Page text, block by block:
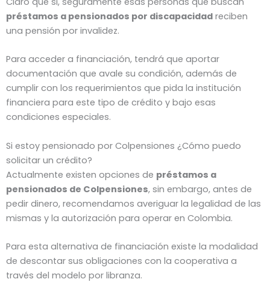
préstamos a pensionados por discapacidad reciben
una pensión por invalidez.
Para acceder a financiación, tendrá que aportar
documentación que avale su condición, además de
cumplir con los requerimientos que pida la institución
financiera para este tipo de crédito y bajo esas
condiciones especiales.
Si estoy pensionado por Colpensiones ¿Cómo puedo
solicitar un crédito?
Actualmente existen opciones de préstamos a
pensionados de Colpensiones, sin embargo, antes de
pedir dinero, recomendamos averiguar la legalidad de las
mismas y la autorización para operar en Colombia.
Para esta alternativa de financiación existe la modalidad
de descontar sus obligaciones con la cooperativa a
través del modelo por libranza.